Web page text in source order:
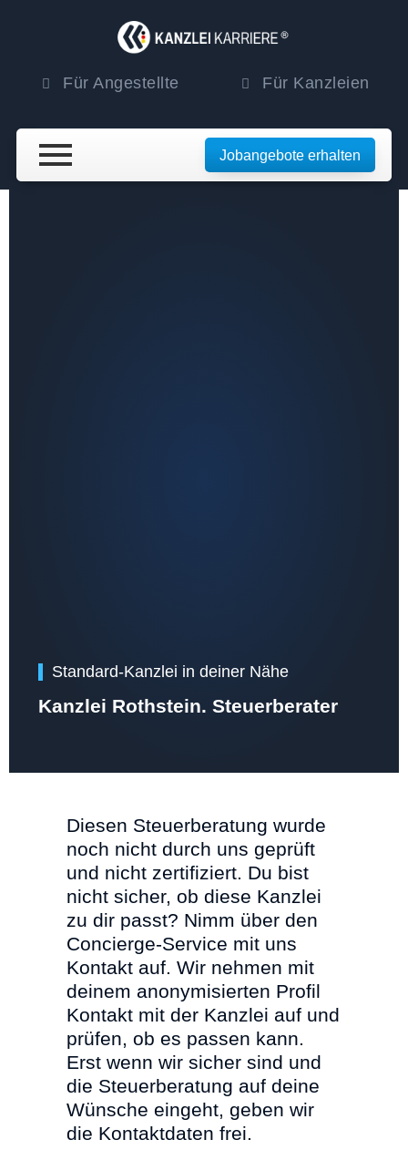
Für Angestellte Für Kanzleien
Jobangebote erhalten
Standard-Kanzlei in deiner Nähe
Kanzlei Rothstein. Steuerberater
Diesen Steuerberatung wurde
noch nicht durch uns geprüft
und nicht zertifiziert. Du bist
nicht sicher, ob diese Kanzlei
zu dir passt? Nimm über den
Concierge-Service mit uns
Kontakt auf. Wir nehmen mit
deinem anonymisierten Profil
Kontakt mit der Kanzlei auf und
prüfen, ob es passen kann.
Erst wenn wir sicher sind und
die Steuerberatung auf deine
Wünsche eingeht, geben wir
die Kontaktdaten frei.